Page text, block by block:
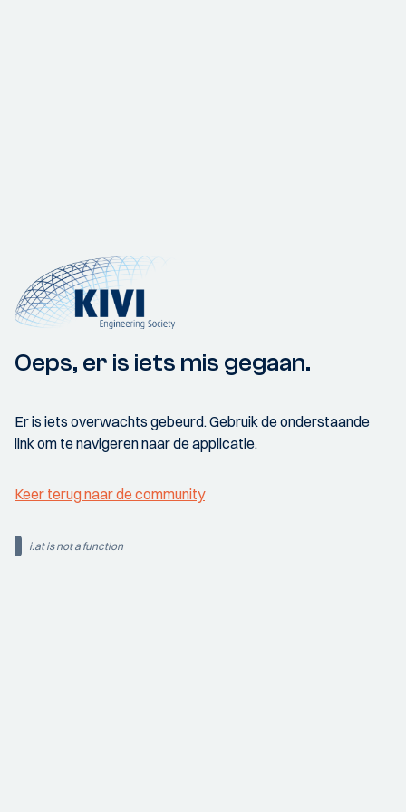
Oeps, er is iets mis gegaan.
Er is iets overwachts gebeurd. Gebruik de onderstaande
link om te navigeren naar de applicatie.
Keer terug naar de community
i.at is not a function